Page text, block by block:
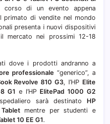
di un evento appena
primato di vendite nel mondo
presenta i nuovi dispositivi
mercato nei prossimi 12-18
dove i prodotti andranno a
professionale “generico”, a
Revolve 810 G3, l’HP Elite
G1 e l’HP ElitePad 1000 G2
sarà destinato HP
mentre per studenti e
10 EE G1.